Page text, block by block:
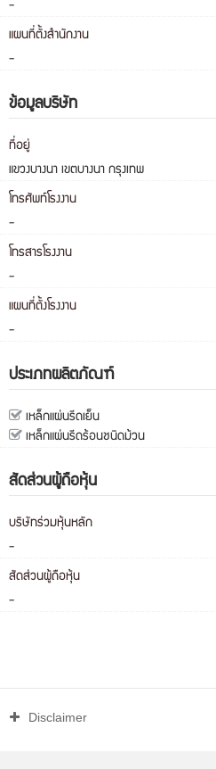
-
แผนที่ตั้งสำนักงาน
-
ข้อมูลบริษัท
ที่อยู่
แขวงบางนา เขตบางนา กรุงเทพ
โทรศัพท์โรงงาน
-
โทรสารโรงงาน
-
แผนที่ตั้งโรงงาน
-
ประเภทผลิตภัณฑ์
เหล็กแผ่นรีดเย็น
เหล็กแผ่นรีดร้อนชนิดม้วน
สัดส่วนผู้ถือหุ้น
บริษัทร่วมหุ้นหลัก
-
สัดส่วนผู้ถือหุ้น
-
Disclaimer